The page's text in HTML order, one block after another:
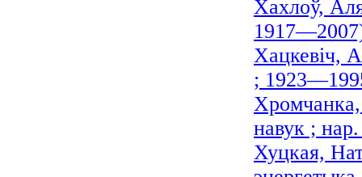
Хахлоў,
Хацкевіч,
;
Хромчанка,
навук ;
Хуцкая,